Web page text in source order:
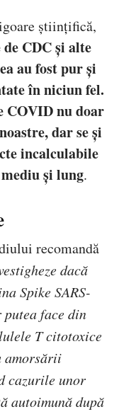
științifică,
CDC și alte
au fost pur și
în niciun fel.
COVID nu doar
dar se și
incalculabile
și lung.
recomandă
dacă
Spike SARS-
face din
T citotoxice
amorsării
cazurile unor
autoimună după